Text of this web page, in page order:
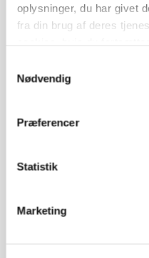
oplysninger, du har givet
fra din brug af deres
Nødvendig
Præferencer
Statistik
Marketing
Markvandring sætter